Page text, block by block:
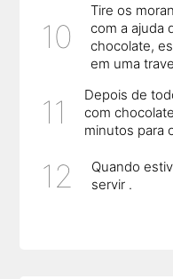
Tire os
com a ajuda
chocolate,
em uma
Depois de
com
minutos para
Quando
servir .